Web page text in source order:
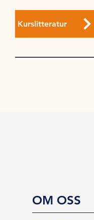
Kurslitteratur
OM OSS